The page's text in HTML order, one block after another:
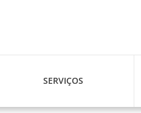
SERVIÇOS